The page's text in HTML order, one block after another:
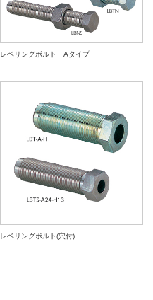
レベリングボルト Aタイプ
レベリングボルト(穴付)